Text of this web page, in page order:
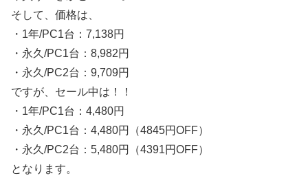
そして、価格は、
・1年/PC1台：7,138円
・永久/PC1台：8,982円
・永久/PC2台：9,709円
ですが、セール中は！！
・1年/PC1台：4,480円
・永久/PC1台：4,480円（4845円OFF）
・永久/PC2台：5,480円（4391円OFF）
となります。